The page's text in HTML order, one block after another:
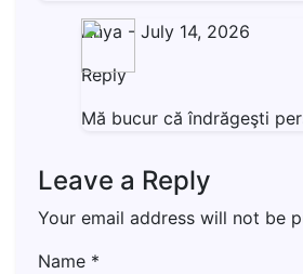
Anya - July 14, 2026
Reply
Mă bucur că îndrăgeşti
Leave a Reply
Your email address will not be
Name *